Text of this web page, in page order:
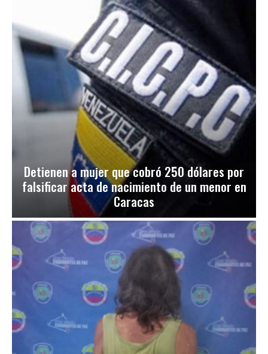
Detienen a mujer que cobró 250 dólares por
falsificar acta de nacimiento de un menor en
Caracas